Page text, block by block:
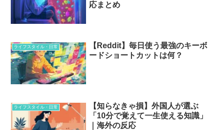
応まとめ
ライフスタイル・日常
【Reddit】毎日使う最強のキーボ
ードショートカットは何？
ライフスタイル・日常
【知らなきゃ損】外国人が選ぶ
「10分で覚えて一生使える知識」
｜海外の反応